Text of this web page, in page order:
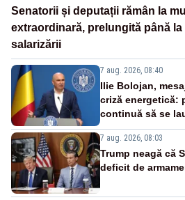
Senatorii și deputații rămân la
extraordinară, prelungită până
salarizării
7 aug. 2026, 08:40
Ilie Bolojan,
criză energetică:
continuă să se
7 aug. 2026, 08:03
Trump neagă că
deficit de